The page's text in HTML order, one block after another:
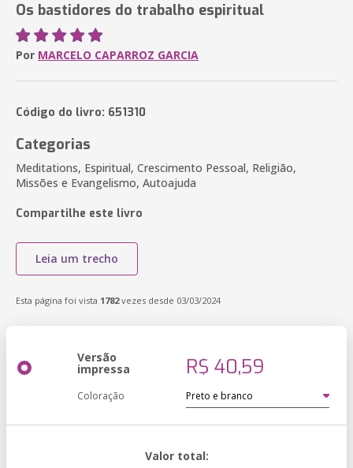
Os bastidores do trabalho espiritual
Por MARCELO CAPARROZ GARCIA
Código do livro: 651310
Categorias
Meditations, Espiritual, Crescimento Pessoal, Religião,
Missões e Evangelismo, Autoajuda
Compartilhe este livro
Leia um trecho
Esta página foi vista 1782vezes desde 03/03/2024
Versão
impressa R$ 40,59
Coloração
Valor total: